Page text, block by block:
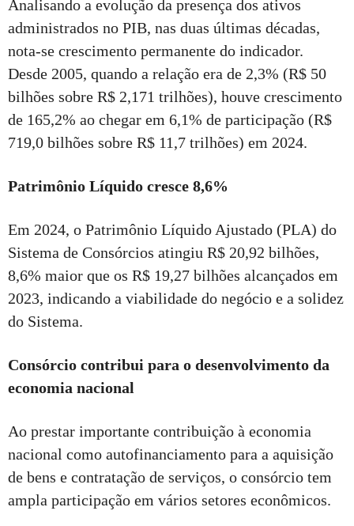
Analisando a evolução da presença dos ativos
administrados no PIB, nas duas últimas décadas,
nota-se crescimento permanente do indicador.
Desde 2005, quando a relação era de 2,3% (R$ 50
bilhões sobre R$ 2,171 trilhões), houve crescimento
de 165,2% ao chegar em 6,1% de participação (R$
719,0 bilhões sobre R$ 11,7 trilhões) em 2024.
Patrimônio Líquido cresce 8,6%
Em 2024, o Patrimônio Líquido Ajustado (PLA) do
Sistema de Consórcios atingiu R$ 20,92 bilhões,
8,6% maior que os R$ 19,27 bilhões alcançados em
2023, indicando a viabilidade do negócio e a solidez
do Sistema.
Consórcio contribui para o desenvolvimento da
economia nacional
Ao prestar importante contribuição à economia
nacional como autofinanciamento para a aquisição
de bens e contratação de serviços, o consórcio tem
ampla participação em vários setores econômicos.